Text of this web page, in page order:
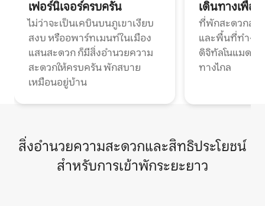
เฟอร์นิเจอร์ครบครัน
ไม่ว่าจะเป็นเคบินบนภูเขาเงียบ
สงบ หรืออพาร์ทเมนท์ในเมือง
แสนสะดวก ก็มีสิ่งอำนวยความ
สะดวกให้ครบครัน พักสบาย
เหมือนอยู่บ้าน
เดินทางเพื่อ
ที่พักสะดวกสบ
และพื้นที่ทำงา
ดิจิทัลโนแมดแ
ทางไกล
สิ่งอำนวยความสะดวกและสิทธิประโยชน์
สำหรับการเข้าพักระยะยาว